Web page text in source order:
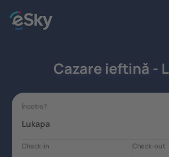
Cazare ieftină -